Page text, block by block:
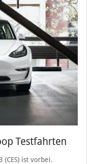
Testfahrten
(CES) ist vorbei.